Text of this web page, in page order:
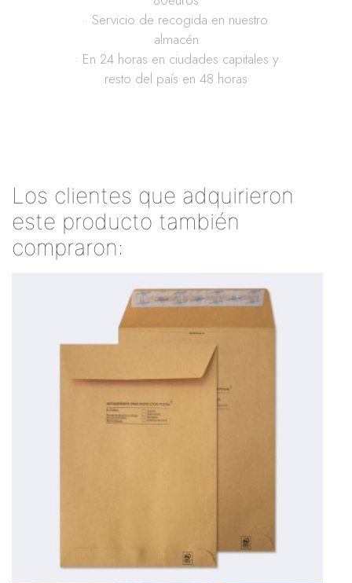
· Servicio de recogida en nuestro
almacén
· En 24 horas en ciudades capitales y
resto del país en 48 horas
Los clientes que adquirieron
este producto también
compraron: